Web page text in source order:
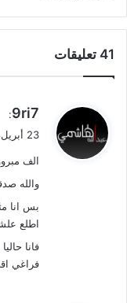
‫41 تعليقات
ي
ق
ل
9ri7
:
23 أبريل، 2010 الساعة 5:25 م
الف
والله
بس انا
اطلع
فانا
فراغي